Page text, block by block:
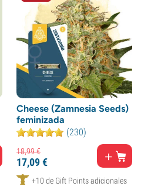
Cheese (Zamnesia Seeds)
feminizada
(230)
18,99€
17,09€
+10 de Gift Points adicionales